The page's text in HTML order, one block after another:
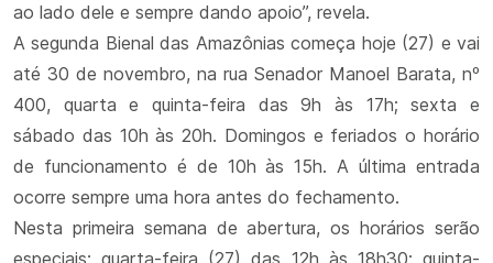
ao lado dele e sempre dando apoio”, revela.
A segunda Bienal das Amazônias começa hoje (27) e vai
até 30 de novembro, na rua Senador Manoel Barata, nº
400, quarta e quinta-feira das 9h às 17h; sexta e
sábado das 10h às 20h. Domingos e feriados o horário
de funcionamento é de 10h às 15h. A última entrada
ocorre sempre uma hora antes do fechamento.
Nesta primeira semana de abertura, os horários serão
especiais: quarta-feira (27) das 12h às 18h30; quinta-